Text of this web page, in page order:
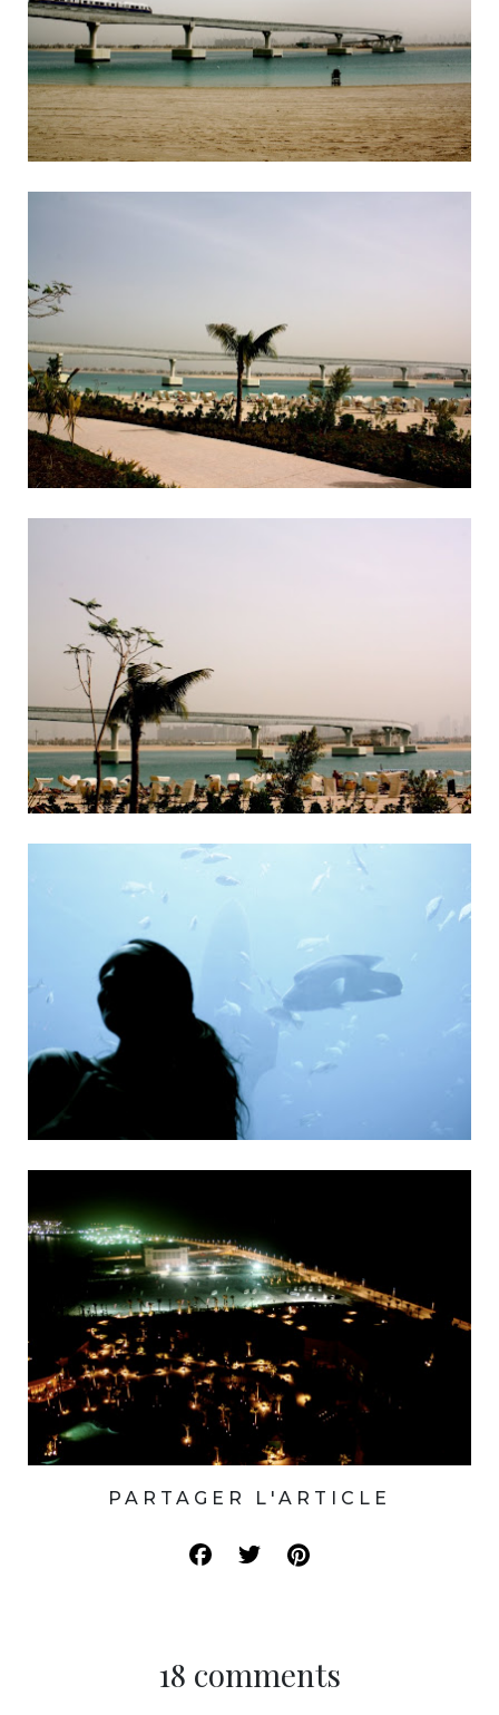
PARTAGER L'ARTICLE
18 comments